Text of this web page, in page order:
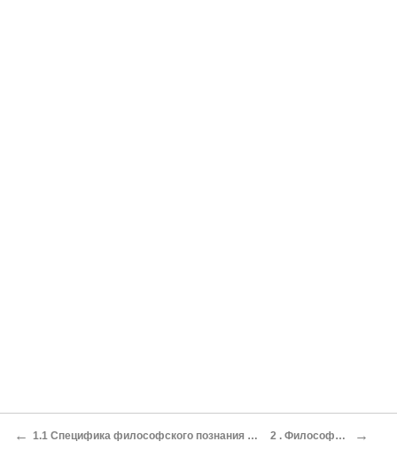
← 1.1 Специфика философского познания социальной действительности 2 . Философия общества →